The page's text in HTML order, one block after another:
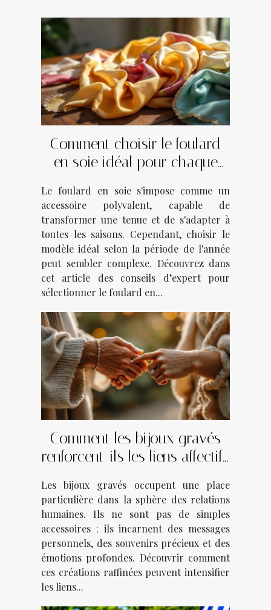
Comment choisir le foulard
en soie idéal pour chaque
Le foulard en soie s'impose comme un
accessoire polyvalent, capable de
transformer une tenue et de s'adapter à
toutes les saisons. Cependant, choisir le
modèle idéal selon la période de l'année
peut sembler complexe. Découvrez dans
cet article des conseils d’expert pour
sélectionner le foulard en...
Comment les bijoux gravés
renforcent-ils les liens affectifs
Les bijoux gravés occupent une place
particulière dans la sphère des relations
humaines. Ils ne sont pas de simples
accessoires : ils incarnent des messages
personnels, des souvenirs précieux et des
émotions profondes. Découvrir comment
ces créations raffinées peuvent intensifier
les liens...